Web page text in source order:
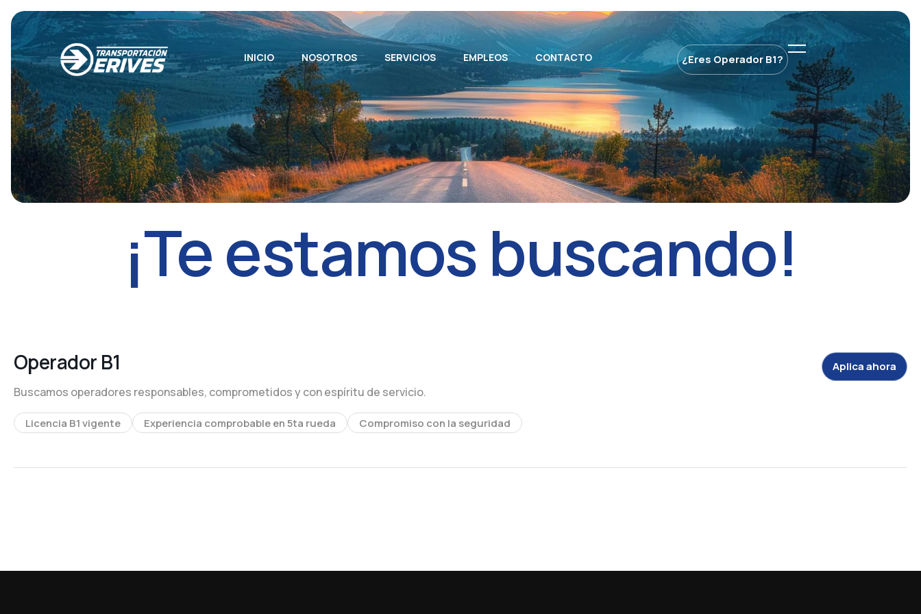
INICIO NOSOTROS SERVICIOS EMPLEOS CONTACTO ¿Eres Operador B1?
¡Teestamosbuscando!
Operador B1
Buscamos operadores responsables, comprometidos y con espíritu de servicio.
Licencia B1 vigente Experiencia comprobable en 5ta rueda Compromiso con la seguridad
Aplica ahora